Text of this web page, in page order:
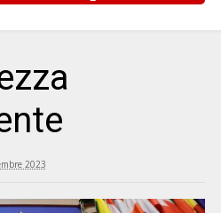
2023